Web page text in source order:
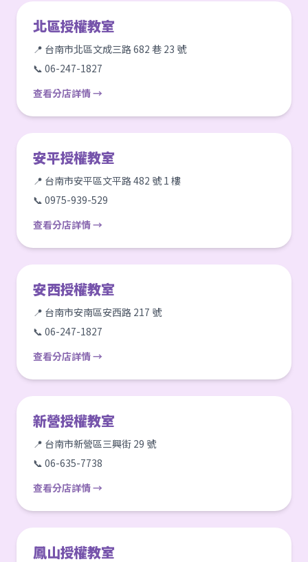
北區授權教室
📍 台南市北區文成三路 682 巷 23 號
📞 06-247-1827
查看分店詳情 →
安平授權教室
📍 台南市安平區文平路 482 號 1 樓
📞 0975-939-529
查看分店詳情 →
安西授權教室
📍 台南市安南區安西路 217 號
📞 06-247-1827
查看分店詳情 →
新營授權教室
📍 台南市新營區三興街 29 號
📞 06-635-7738
查看分店詳情 →
鳳山授權教室